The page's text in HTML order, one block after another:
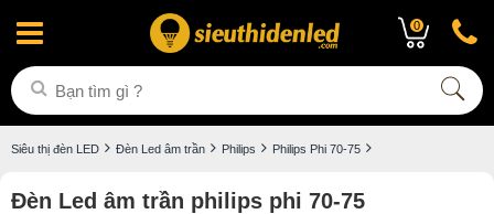
0
Siêu thị đèn LED Đèn Led âm trần Philips Philips Phi 70-75
Đèn Led âm trần philips phi 70-75